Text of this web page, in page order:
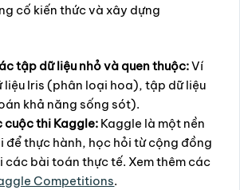
cố kiến thức và xây dựng
tập dữ liệu nhỏ và quen thuộc:Ví
liệu Iris (phân loại hoa), tập dữ liệu
khả năng sống sót).
cuộc thi Kaggle: Kaggle là một nền
để thực hành, học hỏi từ cộng đồng
các bài toán thực tế. Xem thêm các
Competitions.